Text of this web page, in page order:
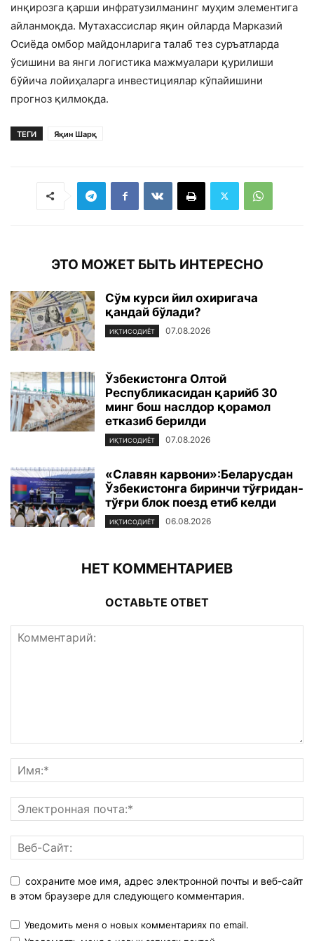
инқирозга қарши инфратузилманинг муҳим элементига
айланмоқда. Мутахассислар яқин ойларда Марказий
Осиёда омбор майдонларига талаб тез суръатларда
ўсишини ва янги логистика мажмуалари қурилиши
бўйича лойиҳаларга инвестициялар кўпайишини
прогноз қилмоқда.
ТЕГИ Яқин Шарқ
ЭТО МОЖЕТ БЫТЬ ИНТЕРЕСНО
Сўм курси йил охиригача
қандай бўлади?
ИҚТИСОДИЁТ 07.08.2026
Ўзбекистонга Олтой
Республикасидан қарийб 30
минг бош наслдор қорамол
етказиб берилди
ИҚТИСОДИЁТ 07.08.2026
«Славян карвони»:Беларусдан
Ўзбекистонга биринчи тўғридан-
тўғри блок поезд етиб келди
ИҚТИСОДИЁТ 06.08.2026
НЕТ КОММЕНТАРИЕВ
ОСТАВЬТЕ ОТВЕТ
сохраните мое имя, адрес электронной почты и веб-сайт
в этом браузере для следующего комментария.
Уведомить меня о новых комментариях по email.